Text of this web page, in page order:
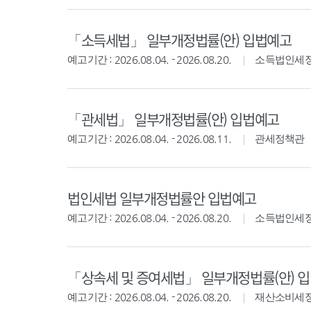
「소득세법」 일부개정법률(안) 입법예고
예고기간 : 2026.08.04. - 2026.08.20. 소득법인세
「관세법」 일부개정법률(안) 입법예고
예고기간 : 2026.08.04. - 2026.08.11. 관세정책관
법인세법 일부개정법률안 입법예고
예고기간 : 2026.08.04. - 2026.08.20. 소득법인세
「상속세 및 증여세법」 일부개정법률(안)
예고기간 : 2026.08.04. - 2026.08.20. 재산소비세